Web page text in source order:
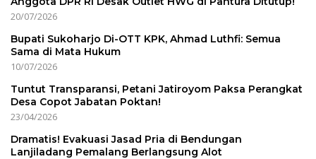
20/07/2026
Bupati Sukoharjo Di-OTT KPK, Ahmad Luthfi: Semua
Sama di Mata Hukum
10/07/2026
Tuntut Transparansi, Petani Jatiroyom Paksa Perangkat
Desa Copot Jabatan Poktan!
23/04/2026
Dramatis! Evakuasi Jasad Pria di Bendungan
Lanjiladang Pemalang Berlangsung Alot